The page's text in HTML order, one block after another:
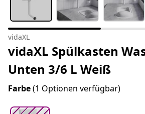
vidaXL
vidaXL Spülkasten
Unten 3/6 L Weiß
Farbe(1 Optionen verfügbar)